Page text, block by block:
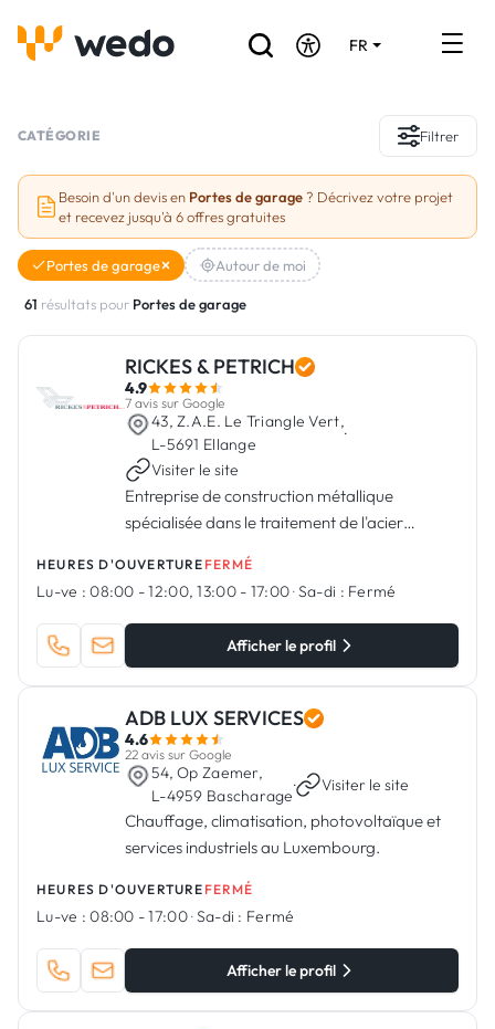
FR
Réalisations
Aides et subventions
Vous êtes un Artisan ?
Connexion
CATÉGORIE Filtrer
Besoin d'un devis en Portes de garage ? Décrivez votre projet
et recevez jusqu'à 6 offres gratuites
Portes de garage Autour de moi
61 résultats pour Portes de garage
RICKES & PETRICH
4.9
7 avis sur Google
43, Z.A.E. Le Triangle Vert,
L-5691 Ellange
·
Visiter le site
Entreprise de construction métallique
spécialisée dans le traitement de l'acier
métallique.
HEURES D'OUVERTURE FERMÉ
Lu-ve : 08:00 - 12:00, 13:00 - 17:00·Sa-di : Fermé
Afficher le profil
ADB LUX SERVICES
4.6
22 avis sur Google
54, Op Zaemer,
L-4959 Bascharage
· Visiter le site
Chauffage, climatisation, photovoltaïque et
services industriels au Luxembourg.
HEURES D'OUVERTURE FERMÉ
Lu-ve : 08:00 - 17:00·Sa-di : Fermé
Afficher le profil